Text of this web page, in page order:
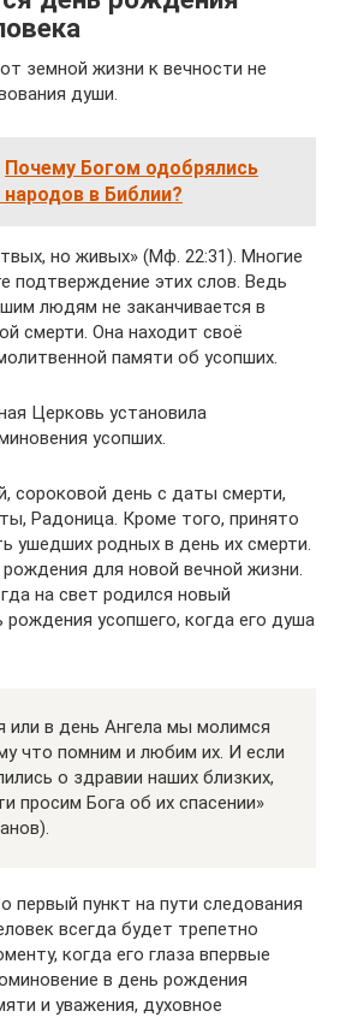
земной жизни к вечности не
души.
Почему Богом одобрялись
в Библии?
но живых» (Мф. 22:31). Многие
подтверждение этих слов. Ведь
людям не заканчивается в
смерти. Она находит своё
памяти об усопших.
Церковь установила
усопших.
сороковой день с даты смерти,
Радоница. Кроме того, принято
ушедших родных в день их смерти.
для новой вечной жизни.
на свет родился новый
рождения усопшего, когда его душа
или в день Ангела мы молимся
что помним и любим их. И если
о здравии наших близких,
просим Бога об их спасении»
первый пункт на пути следования
всегда будет трепетно
когда его глаза впервые
в день рождения
и уважения, духовное